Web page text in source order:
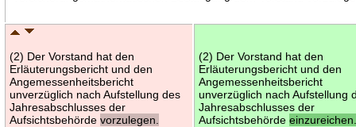
(2) Der Vorstand hat den
Erläuterungsbericht und den
Angemessenheitsbericht
unverzüglich nach Aufstellung des
Jahresabschlusses der
Aufsichtsbehördevorzulegen.
(2) Der Vorstand hat den
Erläuterungsbericht und den
Angemessenheitsbericht
unverzüglich nach Aufstellung
Jahresabschlusses der
Aufsichtsbehörde